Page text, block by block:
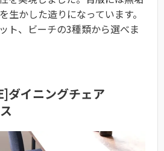
生かした造りになっています。
ト、ビーチの3種類から選べま
ダイニングチェア